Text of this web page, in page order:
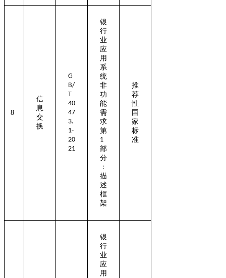
8
信
息
交
换
G
B/
T
40
47
3.
1-
20
21
银
行
业
应
用
系
统
非
功
能
需
求
第
1
部
分
：
描
述
框
架
推
荐
性
国
家
标
准
银
行
业
应
用